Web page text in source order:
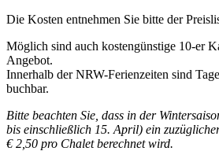
Die Kosten entnehmen Sie bitte der
Möglich sind auch kostengünstige 10-er
Angebot.
Innerhalb der NRW-Ferienzeiten sind
buchbar.
Bitte beachten Sie, dass in der
bis einschließlich 15. April) ein
€ 2,50 pro Chalet berechnet wird.